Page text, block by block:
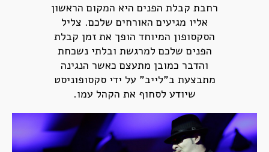
רחבת קבלת הפנים היא המקום הראשון
אליו מגיעים האורחים שלכם. צליל
הסקסופון המיוחד הופך את זמן קבלת
הפנים שלכם למרגשת ובלתי נשכחת
והדבר כמובן מתעצם כאשר הנגינה
מתבצעת ב"לייב" על ידי סקסופוניסט
שיודע לסחוף את הקהל עמו.